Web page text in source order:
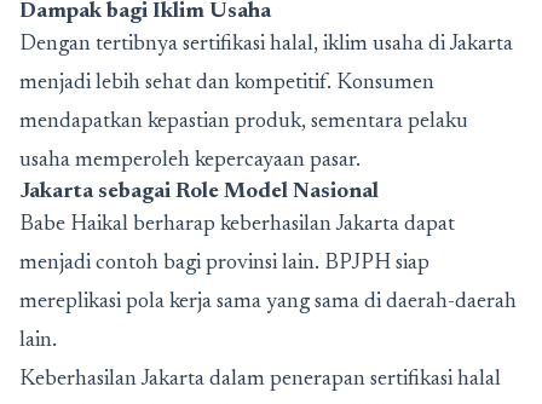
Dampak bagi Iklim Usaha
Dengan tertibnya sertifikasi halal, iklim usaha di Jakarta
menjadi lebih sehat dan kompetitif. Konsumen
mendapatkan kepastian produk, sementara pelaku
usaha memperoleh kepercayaan pasar.
Jakarta sebagai Role Model Nasional
Babe Haikal berharap keberhasilan Jakarta dapat
menjadi contoh bagi provinsi lain. BPJPH siap
mereplikasi pola kerja sama yang sama di daerah-daerah
lain.
Keberhasilan Jakarta dalam penerapan sertifikasi halal